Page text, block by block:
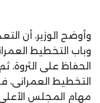
وأوضح الوزير، أن
وباب التخطيط
الحفاظ على الثروة،
التخطيط
مهام المجلس